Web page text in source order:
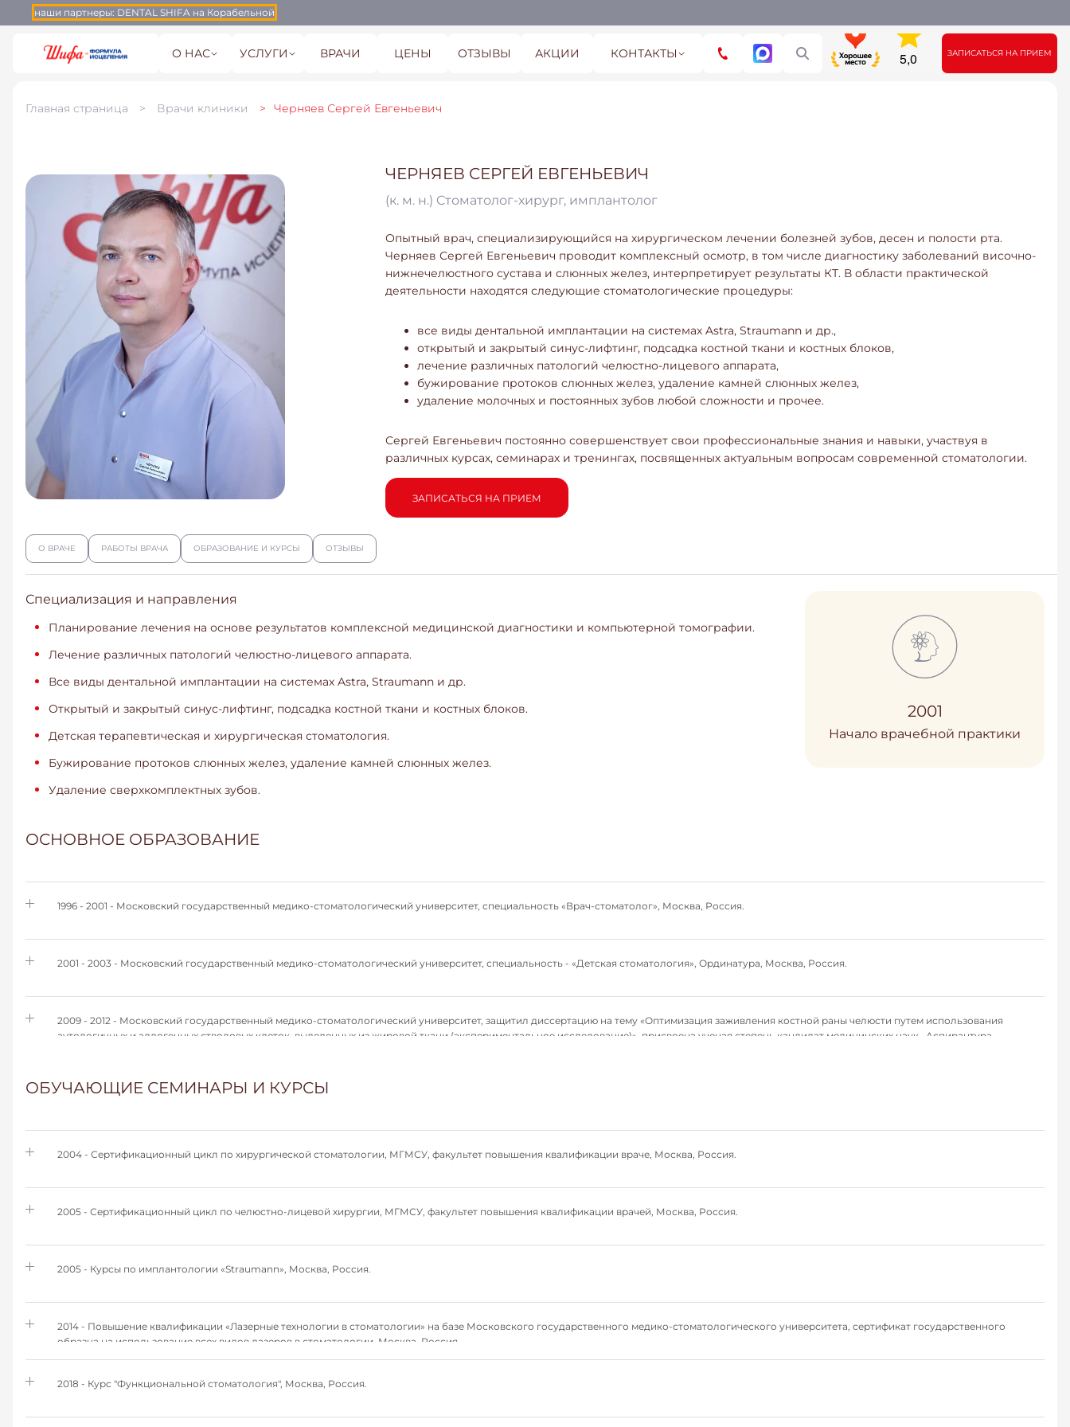
наши партнеры: DENTAL SHIFA на Корабельной
О НАС УСЛУГИ ВРАЧИ ЦЕНЫ ОТЗЫВЫ АКЦИИ КОНТАКТЫ ЗАПИСАТЬСЯ НА ПРИЕМ
Главная страница Врачи клиники Черняев Сергей Евгеньевич
ЧЕРНЯЕВ СЕРГЕЙ ЕВГЕНЬЕВИЧ
(к. м. н.) Cтоматолог-хирург, имплантолог
Опытный врач, специализирующийся на хирургическом лечении болезней зубов, десен и полости рта.
Черняев Сергей Евгеньевич проводит комплексный осмотр, в том числе диагностику заболеваний височно-
нижнечелюстного сустава и слюнных желез, интерпретирует результаты КТ. В области практической
деятельности находятся следующие стоматологические процедуры:
все виды дентальной имплантации на системах Astra, Straumann и др.,
открытый и закрытый синус-лифтинг, подсадка костной ткани и костных блоков,
лечение различных патологий челюстно-лицевого аппарата,
бужирование протоков слюнных желез, удаление камней слюнных желез,
удаление молочных и постоянных зубов любой сложности и прочее.
Сергей Евгеньевич постоянно совершенствует свои профессиональные знания и навыки, участвуя в
различных курсах, семинарах и тренингах, посвященных актуальным вопросам современной стоматологии.
ЗАПИСАТЬСЯ НА ПРИЕМ
О ВРАЧЕ РАБОТЫ ВРАЧА ОБРАЗОВАНИЕ И КУРСЫ ОТЗЫВЫ
Специализация и направления
Планирование лечения на основе результатов комплексной медицинской диагностики и компьютерной томографии.
Лечение различных патологий челюстно-лицевого аппарата.
Все виды дентальной имплантации на системах Astra, Straumann и др.
Открытый и закрытый синус-лифтинг, подсадка костной ткани и костных блоков.
Детская терапевтическая и хирургическая стоматология.
Бужирование протоков слюнных желез, удаление камней слюнных желез.
Удаление сверхкомплектных зубов.
2001
Начало врачебной практики
ОСНОВНОЕ ОБРАЗОВАНИЕ
1996 - 2001 - Московский государственный медико-стоматологический университет, специальность «Врач-стоматолог», Москва, Россия.
2001 - 2003 - Московский государственный медико-стоматологический университет, специальность - «Детская стоматология», Ординатура, Москва, Россия.
2009 - 2012 - Московский государственный медико-стоматологический университет, защитил диссертацию на тему «Оптимизация заживления костной раны челюсти путем использования
аутологичных и аллогенных стволовых клеток, выделенных из жировой ткани (экспериментальное исследование)», присвоена ученая степень кандидат медицинских наук , Аспирантура,
ОБУЧАЮЩИЕ СЕМИНАРЫ И КУРСЫ
2004 - Сертификационный цикл по хирургической стоматологии, МГМСУ, факультет повышения квалификации враче, Москва, Россия.
2005 - Сертификационный цикл по челюстно-лицевой хирургии, МГМСУ, факультет повышения квалификации врачей, Москва, Россия.
2005 - Курсы по имплантологии «Straumann», Москва, Россия.
2014 - Повышение квалификации «Лазерные технологии в стоматологии» на базе Московского государственного медико-стоматологического университета, сертификат государственного
образца на использование всех видов лазеров в стоматологии, Москва, Россия.
2018 - Курс "Функциональной стоматология", Москва, Россия.